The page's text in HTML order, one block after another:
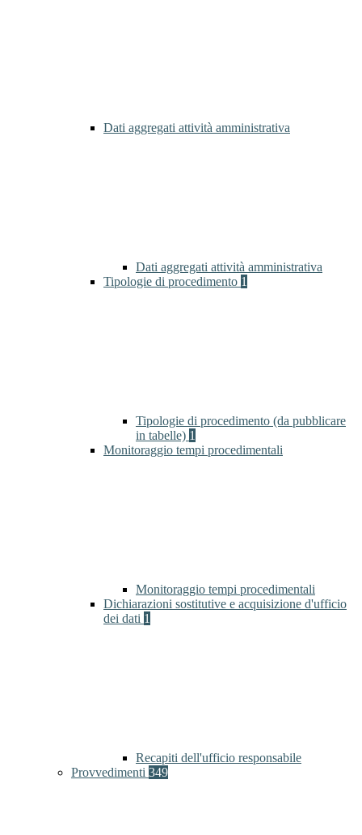
Dati aggregati attività amministrativa
Dati aggregati attività amministrativa
Tipologie di procedimento 1
Tipologie di procedimento (da pubblicare
in tabelle) 1
Monitoraggio tempi procedimentali
Monitoraggio tempi procedimentali
Dichiarazioni sostitutive e acquisizione d'ufficio
dei dati 1
Recapiti dell'ufficio responsabile
Provvedimenti 349